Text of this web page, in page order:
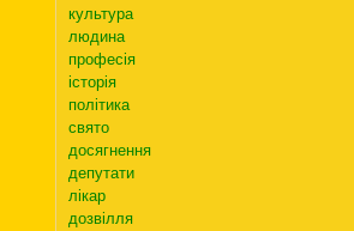
культура
людина
професія
історія
політика
свято
досягнення
депутати
лікар
дозвілля